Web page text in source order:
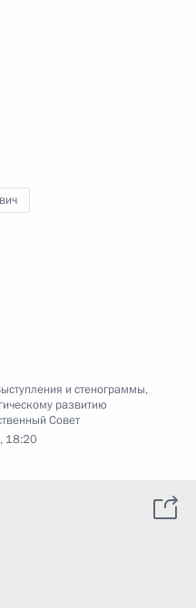
и стенограммы,
развитию
Совет
18:20